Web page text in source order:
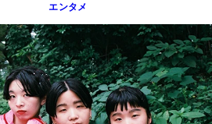
エンタメ